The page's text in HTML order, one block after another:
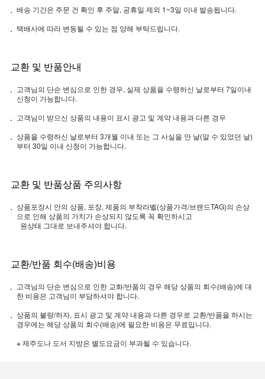
배송 기간은 주문 건 확인 후 주말, 공휴일 제외 1~3일 이내 발송됩니다.
택배사에 따라 변동될 수 있는 점 양해 부탁드립니다.
교환 및 반품안내
고객님의 단순 변심으로 인한 경우, 실제 상품을 수령하신 날로부터 7일이내
신청이 가능합니다.
고객님이 받으신 상품의 내용이 표시 광고 및 계약 내용과 다른 경우
상품을 수령하신 날로부터 3개월 이내 또는 그 사실을 안 날(알 수 있었던 날)
부터 30일 이내 신청이 가능합니다.
교환 및 반품상품 주의사항
상품포장시 안의 상품, 포장, 제품의 부착라벨(상품가격/브랜드TAG)의 손상
으로 인해 상품의 가치가 손상되지 않도록 꼭 확인하시고
원상태 그대로 보내주셔야 합니다.
교환/반품 회수(배송)비용
고객님의 단순 변심으로 인한 교화/반품의 경우 해당 상품의 회수(배송)에 대
한 비용은 고객님이 부담하셔야 합니다.
상품의 불량/하자, 표시 광고 및 계약 내용과 다른 경우로 교환/반품을 하시는
경우에는 해당 상품의 회수(배송)에 필요한 비용은 무료입니다.
※ 제주도나 도서 지방은 별도요금이 부과될 수 있습니다.